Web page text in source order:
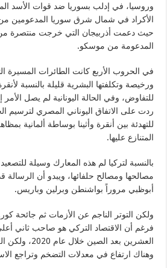
وروسيا، في إدلب بسوريا ضد قوات الأسد
الأكراد في شمال شرق سوريا المدعومين
حيث دعمت أذربيجان التي خرجت منتصرة
المدعومة من موسكو.
في الحروب الأربع كانت الطائرات المسيرة
ورخيصة وتكلفتها البشرية قليلة بالنسبة
للتفاوض، وفي الحالة اليونانية لم يصل
ردت على الاتفاق اليوناني المصري لترسيم
للتهدئة بين أنقرة وأثينا بوساطة ألمانية
المتنازع عليها.
بالنسبة لتركيا لم هذه المعارك وسيلة
مصالحها ومصالح حلفائها، ويبدو أن
أبوظبي مروراً بواشنطن وبرلين وباريس.
ولكن التوتر الناجم عن الأزمات ثم جائحة
فرغم أن الاقتصاد التركي هو صاحب ثاني
العشرين بعد
وهناك ارتفاع في معدلات التضخم وتراجع